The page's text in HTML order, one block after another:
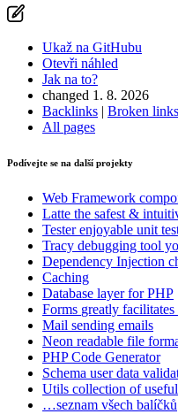
Ukaž na GitHubu
Otevři náhled
Jak na to?
changed 1. 8. 2026
Backlinks | Broken links
All pages
Podívejte se na další projekty
Web Framework
Latte the safest &
Testerenjoyable unit
Tracy debugging tool
Dependency Injection
Caching
Database layer for PHP
Forms greatly
Mail sending emails
Neon readable file
PHP Code Generator
Schema user data
Utils collection of
…seznam všech balíčků